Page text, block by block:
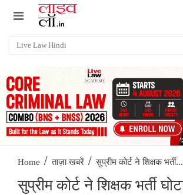
Home / ताज़ा खबरें / सुप्रीम कोर्ट ने शिक्षक भर्ती...
सुप्रीम कोर्ट ने शिक्षक भर्ती